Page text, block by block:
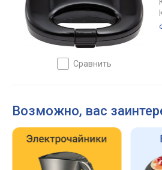
сравнить
Возможно, вас